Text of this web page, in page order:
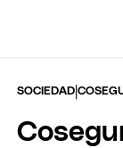
SOCIEDAD |